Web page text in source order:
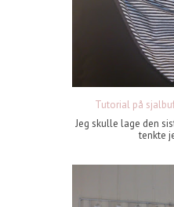
Tutorial på
Jeg skulle lage den
tenkte